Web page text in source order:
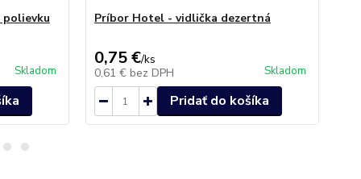
Skladom
Príbor Hotel - vidlička dezertná
0,75 €/ks
0,61 € bez DPH Skladom
Pridať do košíka